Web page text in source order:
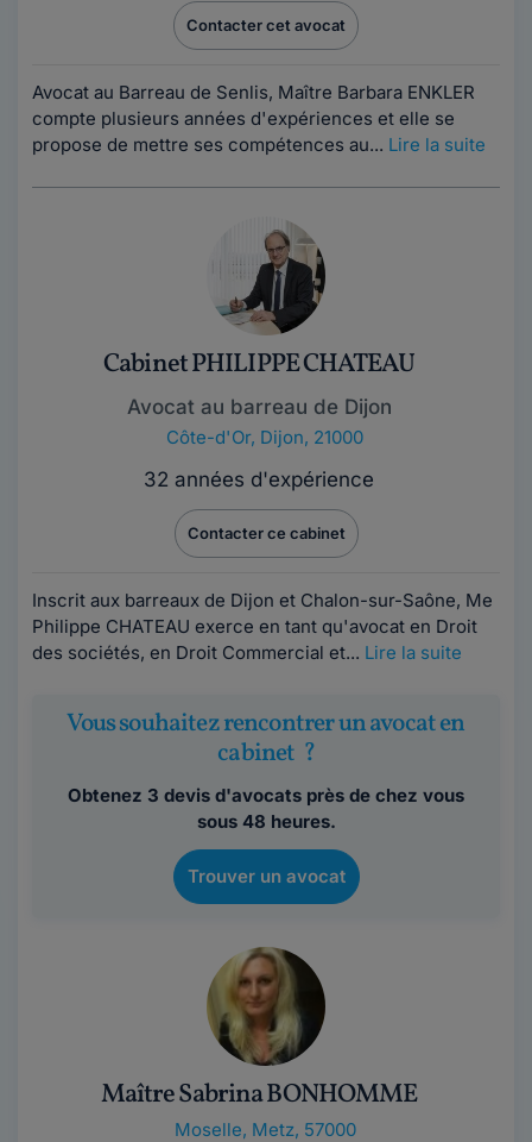
Contacter cet avocat
Avocat au Barreau de Senlis, Maître Barbara ENKLER
compte plusieurs années d'expériences et elle se
propose de mettre ses compétences au... Lire la suite
Cabinet PHILIPPE CHATEAU
Avocat au barreau de Dijon
Côte-d'Or, Dijon, 21000
32 années d'expérience
Contacter ce cabinet
Inscrit aux barreaux de Dijon et Chalon-sur-Saône, Me
Philippe CHATEAU exerce en tant qu'avocat en Droit
des sociétés, en Droit Commercial et... Lire la suite
Vous souhaitez rencontrer un avocat en
cabinet ?
Obtenez 3 devis d'avocats près de chez vous
sous 48 heures.
Trouver un avocat
Maître Sabrina BONHOMME
Moselle, Metz, 57000